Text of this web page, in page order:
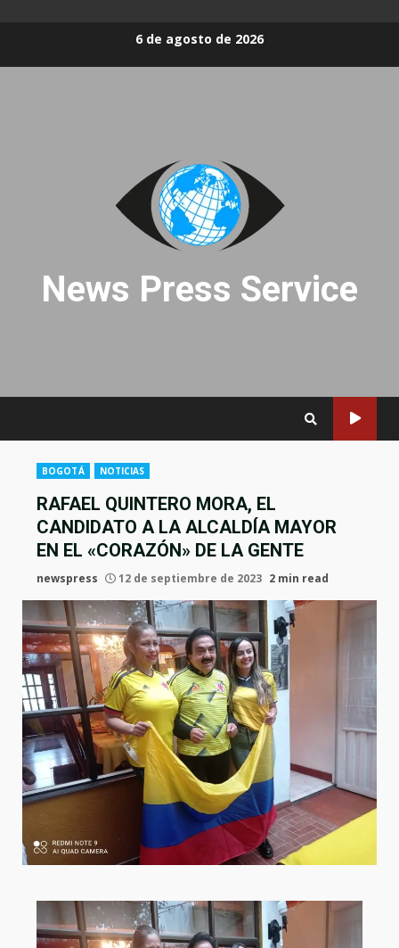
6 de agosto de 2026
News Press Service
BOGOTÁ NOTICIAS
RAFAEL QUINTERO MORA, EL
CANDIDATO A LA ALCALDÍA MAYOR
EN EL «CORAZÓN» DE LA GENTE
newspress 12 de septiembre de 2023 2 min read